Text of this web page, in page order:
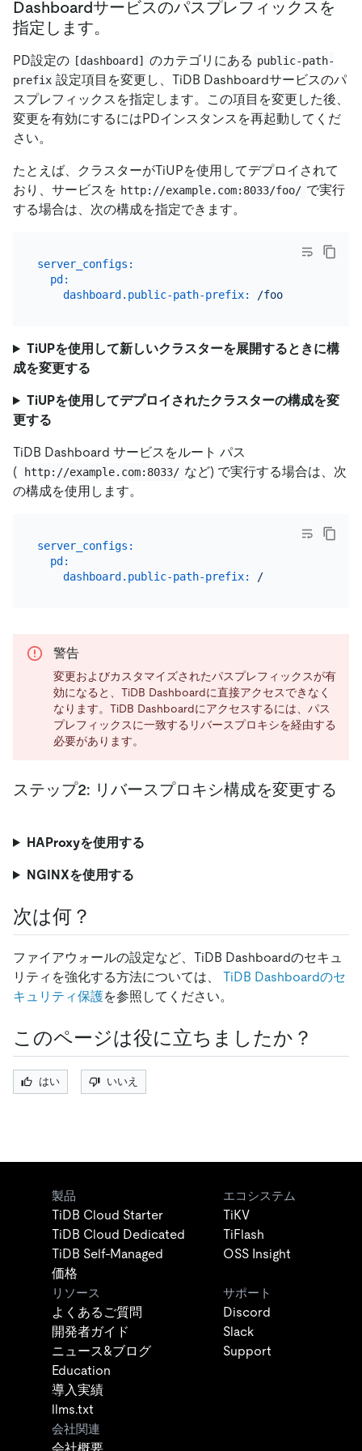
Dashboardサービスのパスプレフィックスを
指定します。
PD設定の [dashboard] のカテゴリにある public-path-
prefix 設定項目を変更し、TiDB Dashboardサービスのパ
スプレフィックスを指定します。この項目を変更した後、
変更を有効にするにはPDインスタンスを再起動してくだ
さい。
たとえば、クラスターがTiUPを使用してデプロイされて
おり、サービスを http://example.com:8033/foo/ で実行
する場合は、次の構成を指定できます。
server_configs:
pd:
dashboard.public-path-prefix:
/foo
TiUPを使用して新しいクラスターを展開するときに構
成を変更する
TiUPを使用してデプロイされたクラスターの構成を変
更する
TiDB Dashboard サービスをルート パス
(
http://example.com:8033/ など) で実行する場合は、次
の構成を使用します。
server_configs:
pd:
dashboard.public-path-prefix:
/
警告
変更およびカスタマイズされたパスプレフィックスが有
効になると、TiDB Dashboardに直接アクセスできなく
なります。TiDB Dashboardにアクセスするには、パス
プレフィックスに一致するリバースプロキシを経由する
必要があります。
ステップ2: リバースプロキシ構成を変更する
HAProxyを使用する
NGINXを使用する
次は何？
ファイアウォールの設定など、TiDB Dashboardのセキュ
リティを強化する方法については、 TiDB Dashboardのセ
キュリティ保護を参照してください。
このページは役に立ちましたか？
はい いいえ
製品
TiDB Cloud Starter
TiDB Cloud Dedicated
TiDB Self-Managed
価格
エコシステム
TiKV
TiFlash
OSS Insight
リソース
よくあるご質問
開発者ガイド
ニュース&ブログ
Education
導入実績
llms.txt
サポート
Discord
Slack
Support
会社関連